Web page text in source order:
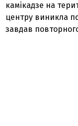
камікадзе на
центру виникла
завдав